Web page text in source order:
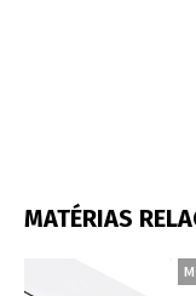
MATÉRIAS